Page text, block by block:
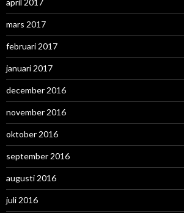
april 2017
mars 2017
februari 2017
januari 2017
december 2016
november 2016
oktober 2016
september 2016
augusti 2016
juli 2016